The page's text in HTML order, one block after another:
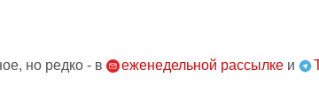
но редко - в еженедельной рассылке и